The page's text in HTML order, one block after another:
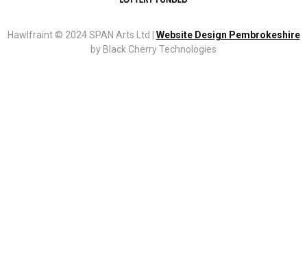
Hawlfraint © 2024 SPAN Arts Ltd | Website Design Pembrokeshire
by Black Cherry Technologies